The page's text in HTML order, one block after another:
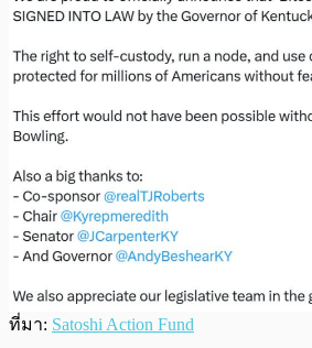
ที่มา: Satoshi Action Fund